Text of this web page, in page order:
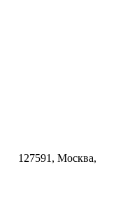
127591, Москва,